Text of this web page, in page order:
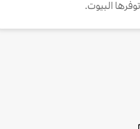
توفرها البيوت.